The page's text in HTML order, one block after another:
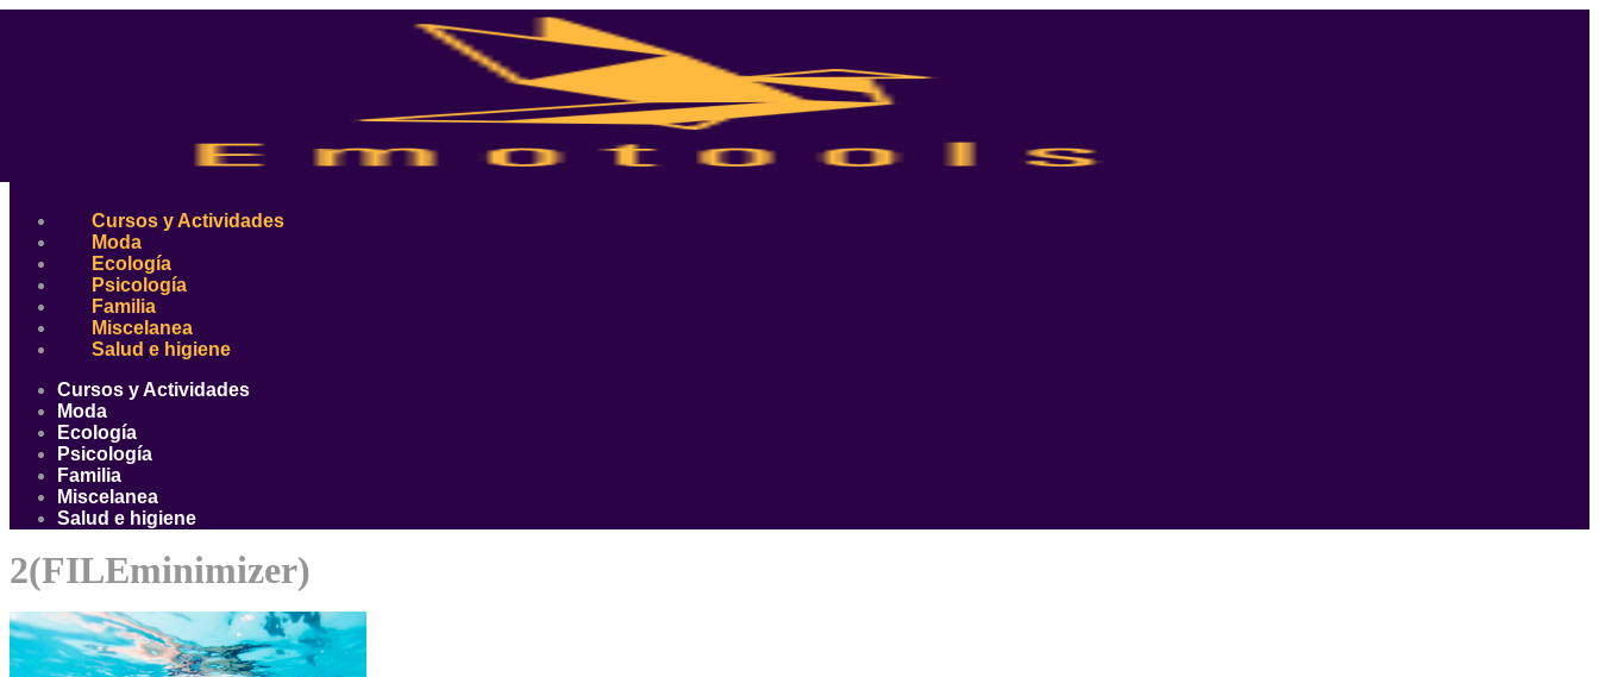
Cursos y Actividades
Moda
Ecología
Psicología
Familia
Miscelanea
Salud e higiene
Cursos y Actividades
Moda
Ecología
Psicología
Familia
Miscelanea
Salud e higiene
2(FILEminimizer)